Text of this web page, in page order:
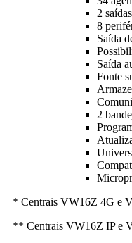
2
8
Saída
Saída
Fonte
2
* Centrais VW16Z 4G e
** Centrais VW16Z IP e